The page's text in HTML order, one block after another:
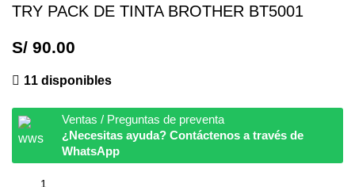
TRY PACK DE TINTA BROTHER BT5001
S/ 90.00
11 disponibles
Ventas / Preguntas de preventa
¿Necesitas ayuda? Contáctenos a través de
WhatsApp